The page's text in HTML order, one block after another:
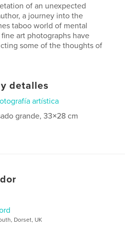
of an unexpected
a journey into the
taboo world of mental
art photographs have
some of the thoughts of
detalles
artística
grande, 33×28 cm
Dorset, UK